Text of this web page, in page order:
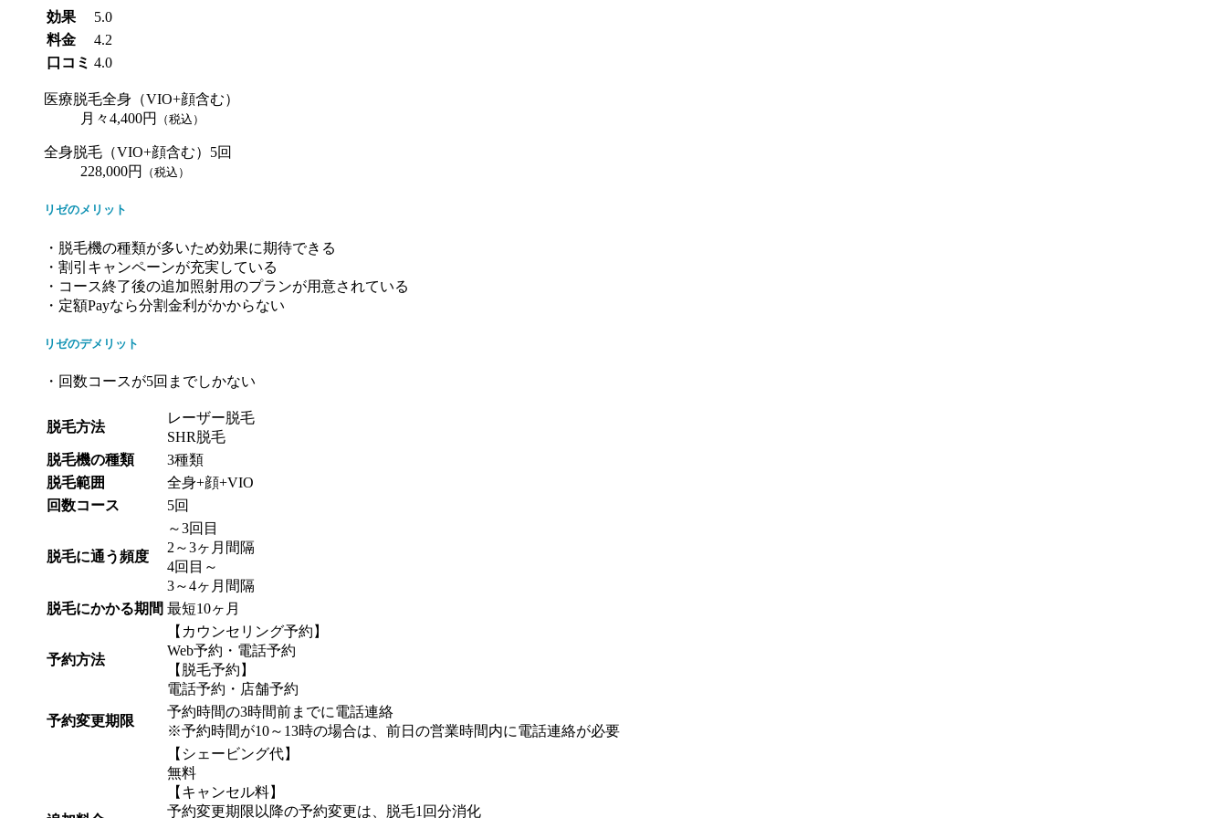
効果
5.0
料金
4.2
口コミ 4.0
医療脱毛全身（VIO+顔含む）
月々4,400円
（税込）
全身脱毛（VIO+顔含む）5回
228,000円
（税込）
リゼのメリット
・脱毛機の種類が多いため効果に期待できる
・割引キャンペーンが充実している
・コース終了後の追加照射用のプランが用意されている
・定額Payなら分割金利がかからない
リゼのデメリット
・回数コースが5回までしかない
脱毛方法
レーザー脱毛
SHR脱毛
脱毛機の種類
3種類
脱毛範囲
全身+顔+VIO
回数コース
5回
脱毛に通う頻度
～3回目
2～3ヶ月間隔
4回目～
3～4ヶ月間隔
脱毛にかかる期間 最短10ヶ月
予約方法
【カウンセリング予約】
Web予約・電話予約
【脱毛予約】
電話予約・店舗予約
予約変更期限
予約時間の3時間前までに電話連絡
※予約時間が10～13時の場合は、前日の営業時間内に電話連絡が必要
【シェービング代】
無料
【キャンセル料】
予約変更期限以降の予約変更は、脱毛1回分消化